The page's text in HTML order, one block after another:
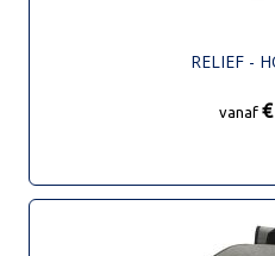
RELIEF -
vanaf